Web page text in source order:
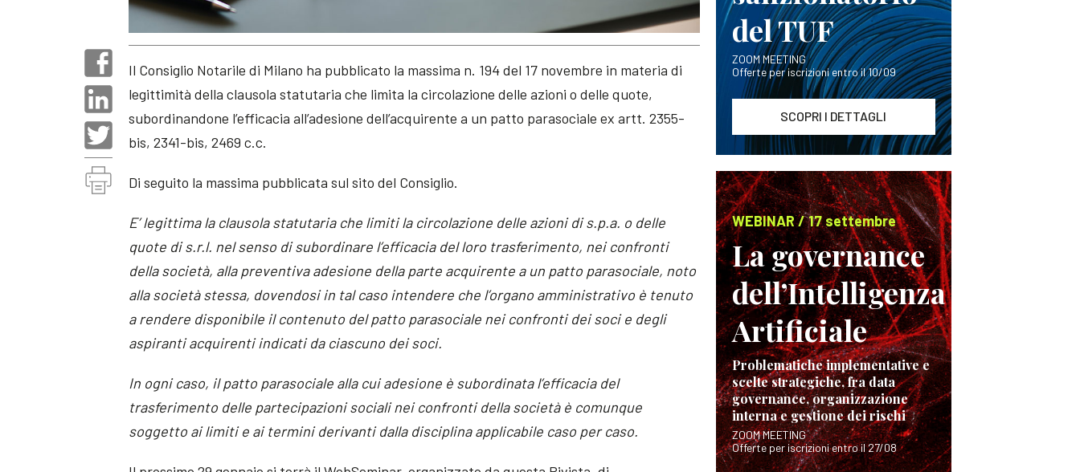
Il Consiglio Notarile di Milano ha pubblicato la massima n. 194 del 17 novembre in materia di
legittimità della clausola statutaria che limita la circolazione delle azioni o delle quote,
subordinandone l’efficacia all’adesione dell’acquirente a un patto parasociale ex artt. 2355-
bis, 2341-bis, 2469 c.c.
Di seguito la massima pubblicata sul sito del Consiglio.
E’ legittima la clausola statutaria che limiti la circolazione delle azioni di s.p.a. o delle
quote di s.r.l. nel senso di subordinare l’efficacia del loro trasferimento, nei confronti
della società, alla preventiva adesione della parte acquirente a un patto parasociale, noto
alla società stessa, dovendosi in tal caso intendere che l’organo amministrativo è tenuto
a rendere disponibile il contenuto del patto parasociale nei confronti dei soci e degli
aspiranti acquirenti indicati da ciascuno dei soci.
In ogni caso, il patto parasociale alla cui adesione è subordinata l’efficacia del
trasferimento delle partecipazioni sociali nei confronti della società è comunque
soggetto ai limiti e ai termini derivanti dalla disciplina applicabile caso per caso.
del TUF
ZOOM MEETING
Offerte per iscrizioni entro il 10/09
SCOPRI I DETTAGLI
WEBINAR / 17 settembre
La governance
dell’Intelligenza
Artificiale
Problematiche implementative e
scelte strategiche, fra data
governance, organizzazione
interna e gestione dei rischi
ZOOM MEETING
Offerte per iscrizioni entro il 27/08